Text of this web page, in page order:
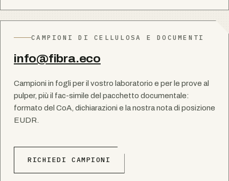
CAMPIONI DI CELLULOSA E DOCUMENTI
info@fibra.eco
Campioni in fogli per il vostro laboratorio e per le prove al
pulper, più il fac-simile del pacchetto documentale:
formato del CoA, dichiarazioni e la nostra nota di posizione
EUDR.
RICHIEDI CAMPIONI